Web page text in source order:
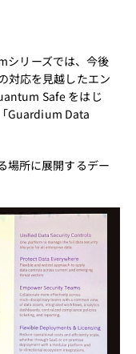
シリーズでは、今後
対応を見越したエン
Safe をはじ
Guardium Data
場所に展開するデー